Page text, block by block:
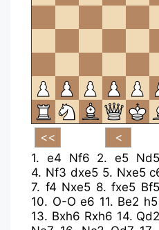
1. e4 Nf6 2. e5 Nd5
4. Nf3 dxe5 5. Nxe5
7. f4 Nxe5 8. fxe5 Bf5
10. O-O e6 11. Be2 h5
13. Bxh6 Rxh6 14. Qd2